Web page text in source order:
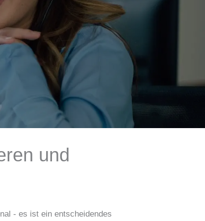
und
- es ist ein entscheidendes